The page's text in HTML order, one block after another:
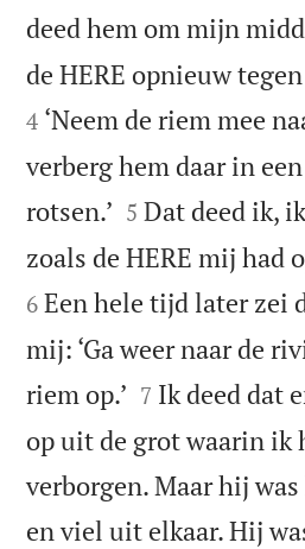
deed hem om mijn
de HERE opnieuw
4 ‘Neem de riem mee
verberg hem daar in
rotsen.’ 

5 Dat deed ik,
zoals de HERE mij had
6 Een hele tijd later zei
mij: ‘Ga weer naar de
riem op.’ 

7 Ik deed dat
op uit de grot waarin ik
verborgen. Maar hij
en viel uit elkaar. Hij